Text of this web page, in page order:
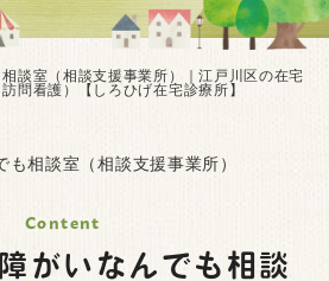
談室（相談支援事業所）｜江戸川区の在宅
問看護）【しろひげ在宅診療所】
相談室（相談支援事業所）
がいなんでも相談